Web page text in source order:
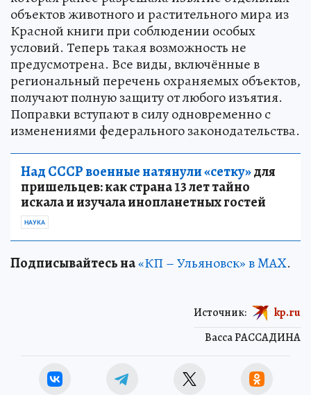
объектов животного и растительного мира из
Красной книги при соблюдении особых
условий. Теперь такая возможность не
предусмотрена. Все виды, включённые в
региональный перечень охраняемых объектов,
получают полную защиту от любого изъятия.
Поправки вступают в силу одновременно с
изменениями федерального законодательства.
Над СССР военные натянули «сетку»для
пришельцев: как страна 13 лет тайно
искала и изучала инопланетных гостей
НАУКА
Подписывайтесь на«КП – Ульяновск» в MAX.
Васса РАССАДИНА
Источник: kp.ru